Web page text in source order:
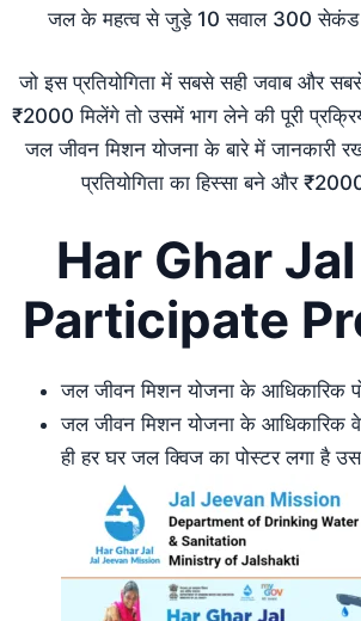
जल के महत्व से जुड़े 10 सवाल 300 सेकंड में
जो इस प्रतियोगिता में सबसे सही जवाब और
₹2000 मिलेंगे तो उसमें भाग लेने की पूरी
जल जीवन मिशन योजना के बारे में जानकारी
प्रतियोगिता का हिस्सा बने और
Har Ghar
Participate
जल जीवन मिशन योजना के आधिकारिक
जल जीवन मिशन योजना के आधिकारिक
ही हर घर जल क्विज का पोस्टर लगा है